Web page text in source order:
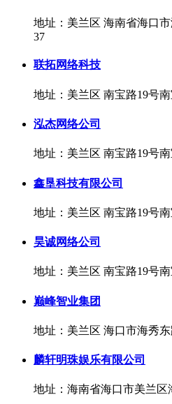
地址：美兰区 海南省海口
37
联拓网络科技
地址：美兰区 南宝路19号
泓杰网络公司
地址：美兰区 南宝路19号
鑫垦科技有限公司
地址：美兰区 南宝路19号
昊诚网络公司
地址：美兰区 南宝路19号
巅峰智业集团
地址：美兰区 海口市海秀
麟轩明珠娱乐有限公司
地址：海南省海口市美兰区